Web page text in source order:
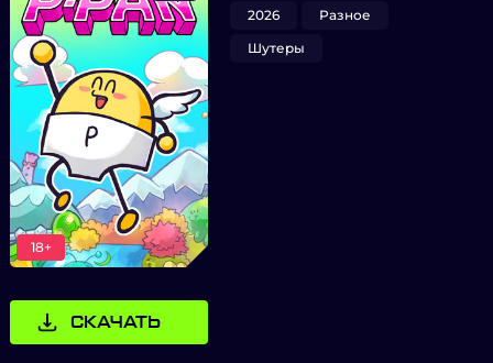
18+
СКАЧАТЬ
2026
Разное
Шутеры